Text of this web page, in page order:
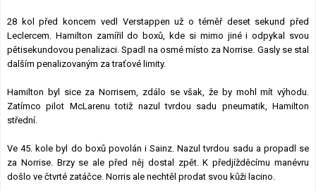
28 kol před koncem vedl Verstappen už o téměř deset sekund před
Leclercem. Hamilton zamířil do boxů, kde si mimo jiné i odpykal svou
pětisekundovou penalizaci. Spadl na osmé místo za Norrise. Gasly se stal
dalším penalizovaným za traťové limity.
Hamilton byl sice za Norrisem, zdálo se však, že by mohl mít výhodu.
Zatímco pilot McLarenu totiž nazul tvrdou sadu pneumatik, Hamilton
střední.
Ve 45. kole byl do boxů povolán i Sainz. Nazul tvrdou sadu a propadl se
za Norrise. Brzy se ale před něj dostal zpět. K předjížděcímu manévru
došlo ve čtvrté zatáčce. Norris ale nechtěl prodat svou kůži lacino.